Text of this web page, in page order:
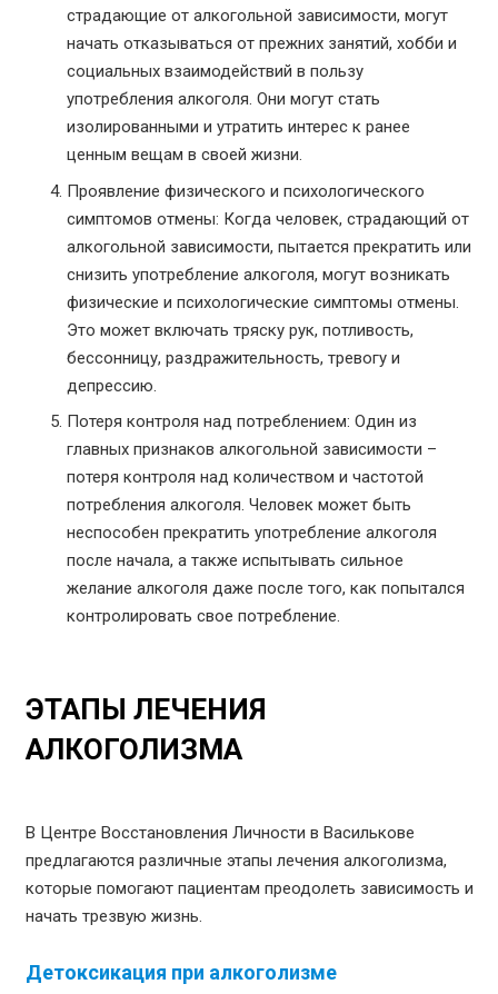
страдающие от алкогольной зависимости, могут
начать отказываться от прежних занятий, хобби и
социальных взаимодействий в пользу
употребления алкоголя. Они могут стать
изолированными и утратить интерес к ранее
ценным вещам в своей жизни.
Проявление физического и психологического
симптомов отмены: Когда человек, страдающий от
алкогольной зависимости, пытается прекратить или
снизить употребление алкоголя, могут возникать
физические и психологические симптомы отмены.
Это может включать тряску рук, потливость,
бессонницу, раздражительность, тревогу и
депрессию.
Потеря контроля над потреблением: Один из
главных признаков алкогольной зависимости –
потеря контроля над количеством и частотой
потребления алкоголя. Человек может быть
неспособен прекратить употребление алкоголя
после начала, а также испытывать сильное
желание алкоголя даже после того, как попытался
контролировать свое потребление.
ЭТАПЫ ЛЕЧЕНИЯ
АЛКОГОЛИЗМА
В Центре Восстановления Личности в Василькове
предлагаются различные этапы лечения алкоголизма,
которые помогают пациентам преодолеть зависимость и
начать трезвую жизнь.
Детоксикация при алкоголизме